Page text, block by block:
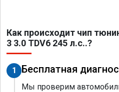
Как происходит чип
3 3.0 TDV6 245 л.с..?
1 Бесплатная
Мы проверим